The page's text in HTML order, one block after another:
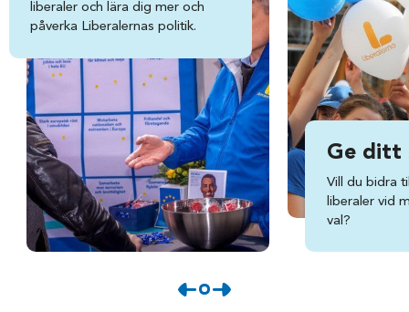
liberaler och lära dig mer och
påverka Liberalernas politik.
Ge ditt
Vill du bidra
liberaler vid
val?